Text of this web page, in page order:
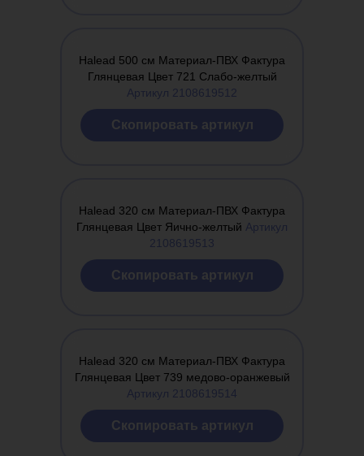
Halead 500 см Материал-ПВХ Фактура
Глянцевая Цвет 721 Слабо-желтый
Артикул 2108619512
Cкопировать артикул
Halead 320 см Материал-ПВХ Фактура
Глянцевая Цвет Яично-желтый Артикул
2108619513
Cкопировать артикул
Halead 320 см Материал-ПВХ Фактура
Глянцевая Цвет 739 медово-оранжевый
Артикул 2108619514
Cкопировать артикул